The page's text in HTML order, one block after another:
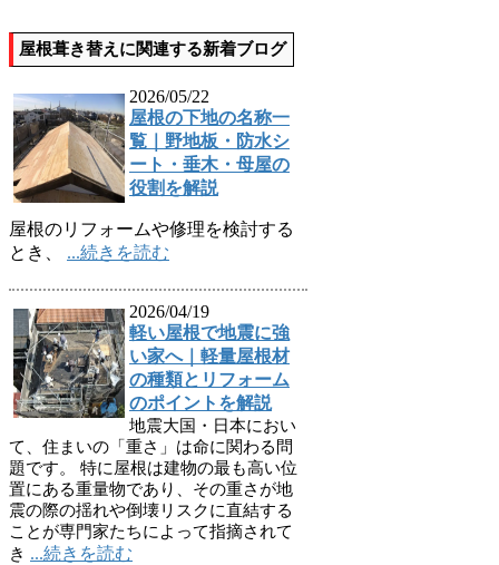
屋根葺き替えに関連する新着ブログ
2026/05/22
屋根の下地の名称一
覧｜野地板・防水シ
ート・垂木・母屋の
役割を解説
屋根のリフォームや修理を検討する
とき、 ...続きを読む
2026/04/19
軽い屋根で地震に強
い家へ｜軽量屋根材
の種類とリフォーム
のポイントを解説
地震大国・日本におい
て、住まいの「重さ」は命に関わる問
題です。 特に屋根は建物の最も高い位
置にある重量物であり、その重さが地
震の際の揺れや倒壊リスクに直結する
ことが専門家たちによって指摘されて
き ...続きを読む